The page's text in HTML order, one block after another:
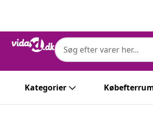
Kategorier